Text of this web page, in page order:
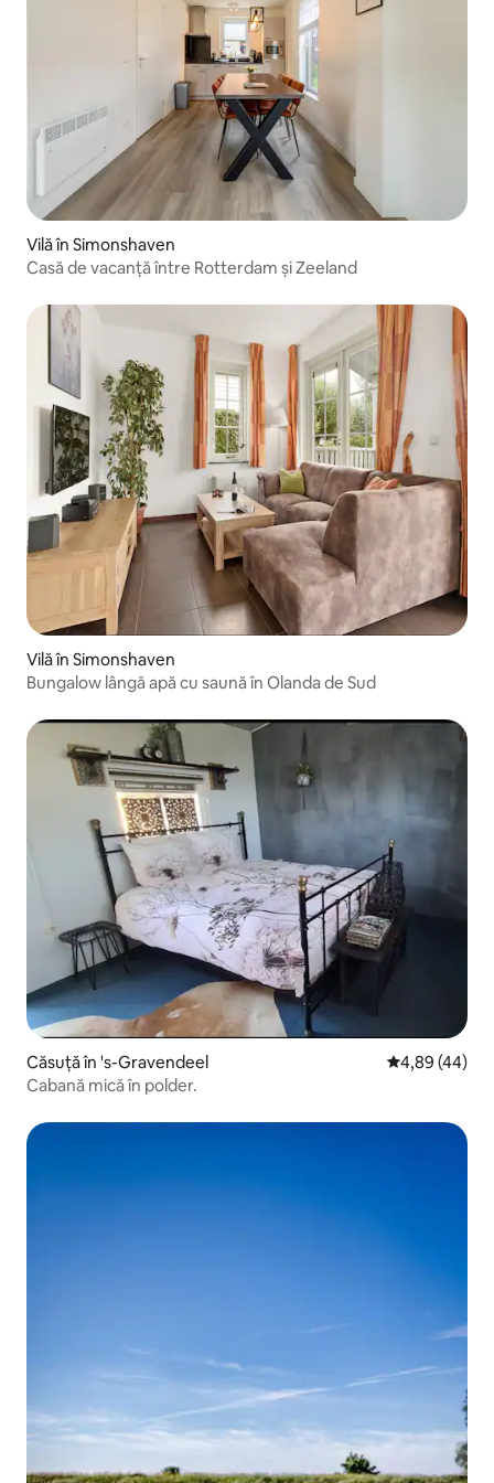
Vilă în Simonshaven
Casă de vacanță între Rotterdam și Zeeland
Vilă în Simonshaven
Bungalow lângă apă cu saună în Olanda de Sud
Căsuță în 's-Gravendeel Scor mediu
4,89 (44)
Cabană mică în polder.